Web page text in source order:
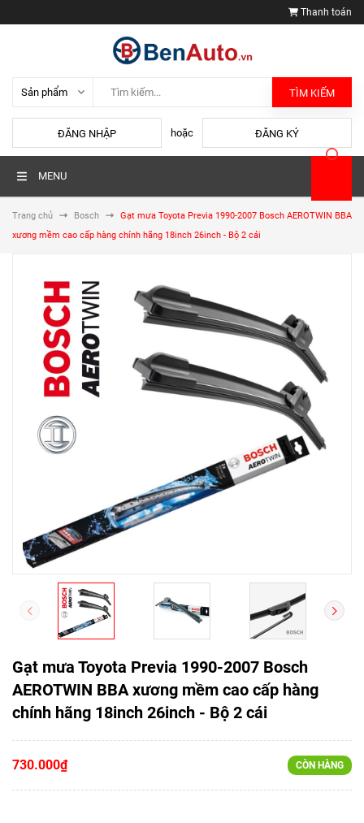
Thanh toán
TÌM KIẾM
ĐĂNG NHẬP hoặc ĐĂNG KÝ
MENU
Trang chủ Bosch
Gạt mưa Toyota Previa 1990-2007 Bosch AEROTWIN BBA
xương mềm cao cấp hàng chính hãng 18inch 26inch - Bộ 2 cái
Gạt mưa Toyota Previa 1990-2007 Bosch
AEROTWIN BBA xương mềm cao cấp hàng
chính hãng 18inch 26inch - Bộ 2 cái
730.000₫ CÒN HÀNG